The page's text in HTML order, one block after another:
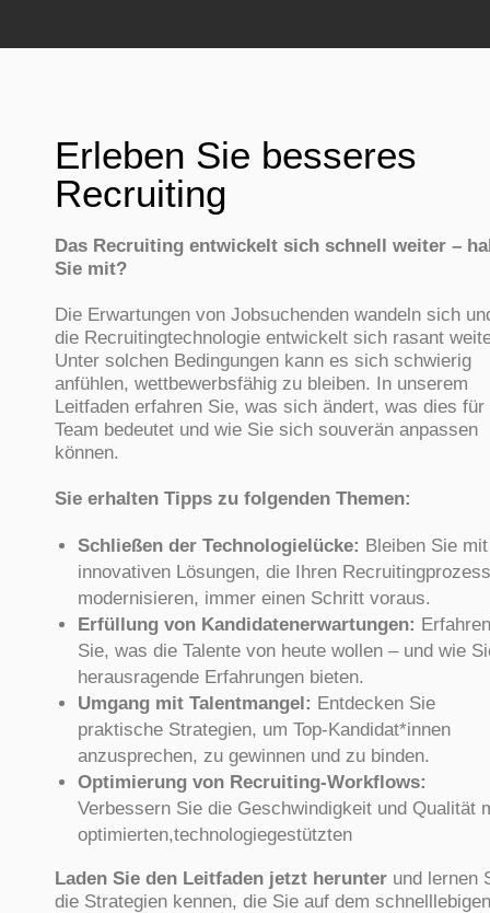
Erleben Sie besseres
Recruiting
Das Recruiting entwickelt sich schnell weiter –
Sie mit?
Die Erwartungen von Jobsuchenden wandeln sich
die Recruitingtechnologie entwickelt sich rasant
Unter solchen Bedingungen kann es sich schwierig
anfühlen, wettbewerbsfähig zu bleiben. In unserem
Leitfaden erfahren Sie, was sich ändert, was dies für
Team bedeutet und wie Sie sich souverän anpassen
können.
Sie erhalten Tipps zu folgenden Themen:
Schließen der Technologielücke: Bleiben Sie mit
innovativen Lösungen, die Ihren Recruitingprozess
modernisieren, immer einen Schritt voraus.
Erfüllung von Kandidatenerwartungen: Erfahren
Sie, was die Talente von heute wollen – und wie
herausragende Erfahrungen bieten.
Umgang mit Talentmangel: Entdecken Sie
praktische Strategien, um Top-Kandidat*innen
anzusprechen, zu gewinnen und zu binden.
Optimierung von Recruiting-Workflows:
Verbessern Sie die Geschwindigkeit und Qualität
optimierten,technologiegestützten
Laden Sie den Leitfaden jetzt herunter und lernen
die Strategien kennen, die Sie auf dem schnelllebigen